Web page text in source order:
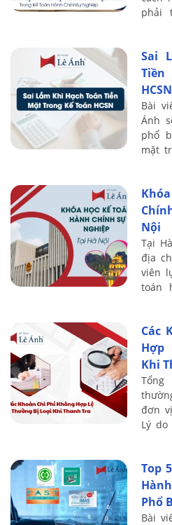
phải
Sai Lầm Khi Hạch Toán
Tiền
HCSN
Bài
Ánh
phổ
mặt
định ...
Khóa Học Kế Toán Hành
Nội
Tại
địa
viên
toán
giảng
Các Khoản Chi Phí Không
Hợp
Khi
đơn
Lý do
Top 5 Phần Mềm Kế Toán
Phổ
Bài